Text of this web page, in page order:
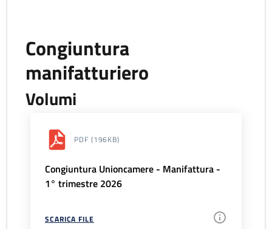
Congiuntura
manifatturiero
Volumi
PDF (196KB)
Congiuntura Unioncamere - Manifattura -
1° trimestre 2026
SCARICA FILE